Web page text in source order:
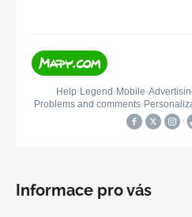
Informace pro vás